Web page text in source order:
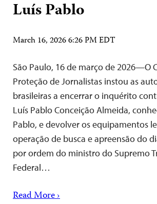
Luís Pablo
March 16, 2026 6:26 PM EDT
São Paulo, 16 de março de 2026—O
Proteção de Jornalistas instou as
brasileiras a encerrar o inquérito
Luís Pablo Conceição Almeida,
Pablo, e devolver os equipamentos
operação de busca e apreensão do
por ordem do ministro do Supremo
Federal…
Read More ›